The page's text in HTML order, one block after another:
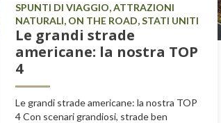
SPUNTI DI VIAGGIO, ATTRAZIONI
NATURALI, ON THE ROAD, STATI UNITI
Le grandi strade
americane: la nostra TOP
4
Le grandi strade americane: la nostra TOP
4 Con scenari grandiosi, strade ben